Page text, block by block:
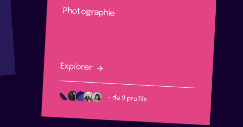
Photographie
Explorer
+ de 9 profils